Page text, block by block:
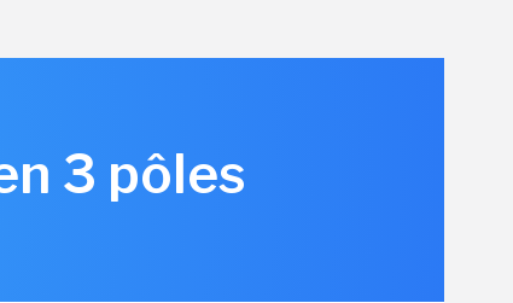
3 pôles